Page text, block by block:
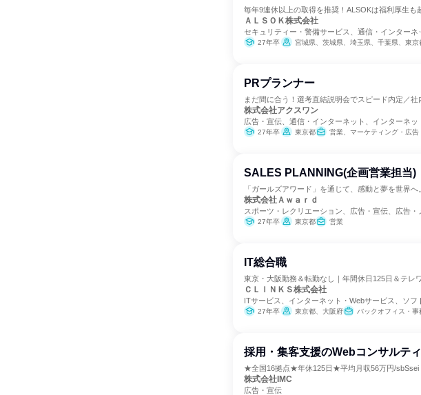
毎年9連休以上の取得を推奨！ALSOKは福利厚生も
ＡＬＳＯＫ株式会社
セキュリティー・警備サービス、通信・インター
27年卒 宮城県、茨城県、埼玉県、千葉県、東京都、神奈川県、山梨県、長野県、静岡県、愛知県、滋賀県、京都府、大阪府、兵庫県、奈良県、和歌山県、岡
PRプランナー
まだ間に合う！選考直結説明会でスピード内定／
株式会社アクスワン
広告・宣伝、通信・インターネット、インターネッ
27年卒 東京都 営業、マーケティング・広告
SALES PLANNING(企画営業担当)
「ガールズアワード」を通じて、感動と夢を世界へ。
株式会社Ａｗａｒｄ
スポーツ・レクリエーション、広告・宣伝、広告・
27年卒 東京都 営業
IT総合職
東京・大阪勤務＆転勤なし｜年間休日125日＆テレ
ＣＬＩＮＫＳ株式会社
ITサービス、インターネット・Webサービス、ソフ
27年卒 東京都、大阪府 バックオフィス・
採用・集客支援のWebコンサルテ
★全国16拠点★年休125日★平均月収56万円/sbSsei
株式会社IMC
広告・宣伝